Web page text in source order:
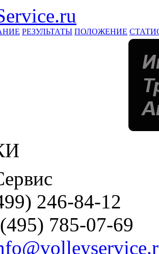
РЕЗУЛЬТАТЫ ПОЛОЖЕНИЕ
246-84-12
785-07-69